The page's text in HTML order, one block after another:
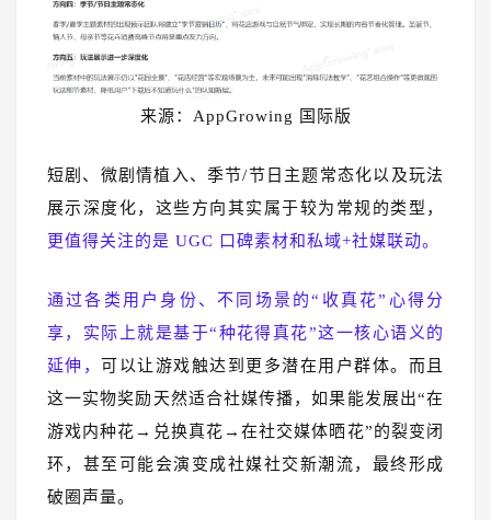
来源：AppGrowing 国际版
短剧、微剧情植入、季节/节日主题常态化以及玩法
展示深度化，这些方向其实属于较为常规的类型，
更值得关注的是 UGC 口碑素材和私域+社媒联动。
通过各类用户身份、不同场景的“收真花”心得分
享，实际上就是基于“种花得真花”这一核心语义的
延伸， 可以让游戏触达到更多潜在用户群体。而且
这一实物奖励天然适合社媒传播，如果能发展出“在
游戏内种花→兑换真花→在社交媒体晒花”的裂变闭
环，甚至可能会演变成社媒社交新潮流，最终形成
破圈声量。